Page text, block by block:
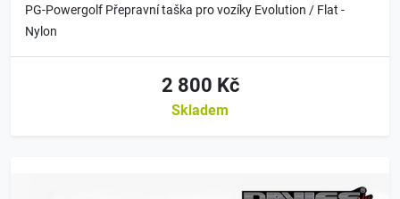
PG-Powergolf Přepravní taška pro vozíky Evolution / Flat -
Nylon
2 800 Kč
Skladem